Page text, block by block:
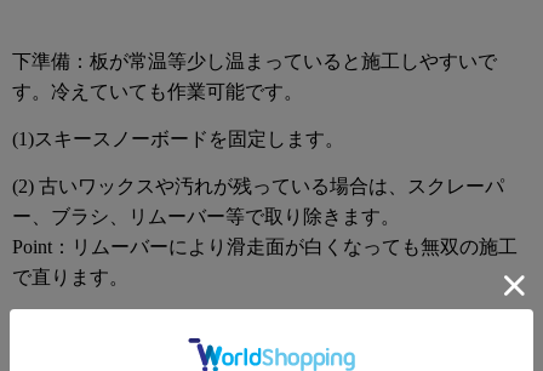
下準備：板が常温等少し温まっていると施工しやすいで
す。冷えていても作業可能です。
(1)スキースノーボードを固定します。
(2) 古いワックスや汚れが残っている場合は、スクレーパ
ー、ブラシ、リムーバー等で取り除きます。
Point：リムーバーにより滑走面が白くなっても無双の施工
で直ります。
は溶かした際に全体に行き渡る量です。